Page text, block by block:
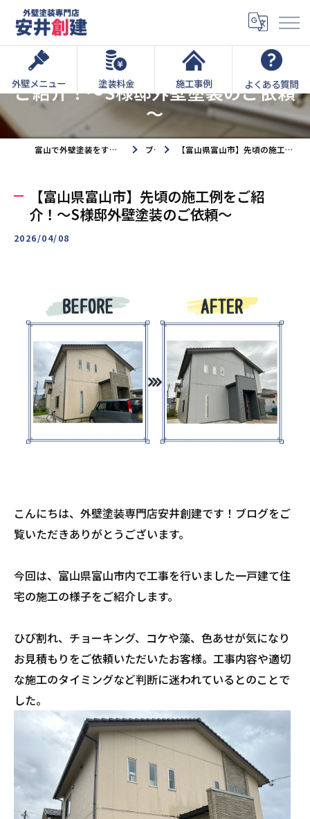
外壁メニュー 塗装料金 施工事例 よくある質問
【富山県富山市】先頃の施工例を
ご紹介！～S様邸外壁塗装のご依頼
～
富山で外壁塗装をするなら外壁塗装専門店安井創建へ ブログ 【富山県富山市】先頃の施工例をご紹介！～S様邸外壁塗装のご依頼～
【富山県富山市】先頃の施工例をご紹
介！～S様邸外壁塗装のご依頼～
2026/04/08
こんにちは、外壁塗装専門店安井創建です！ブログをご
覧いただきありがとうございます。
今回は、富山県富山市内で工事を行いました一戸建て住
宅の施工の様子をご紹介します。
ひび割れ、チョーキング、コケや藻、色あせが気になり
お見積もりをご依頼いただいたお客様。工事内容や適切
な施工のタイミングなど判断に迷われているとのことで
した。